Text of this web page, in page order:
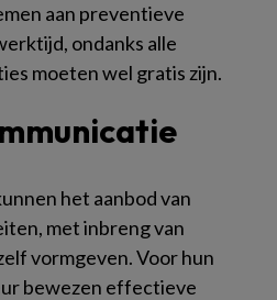
aan preventieve
ondanks alle
moeten wel gratis zijn.
het aanbod van
met inbreng van
vormgeven. Voor hun
bewezen effectieve